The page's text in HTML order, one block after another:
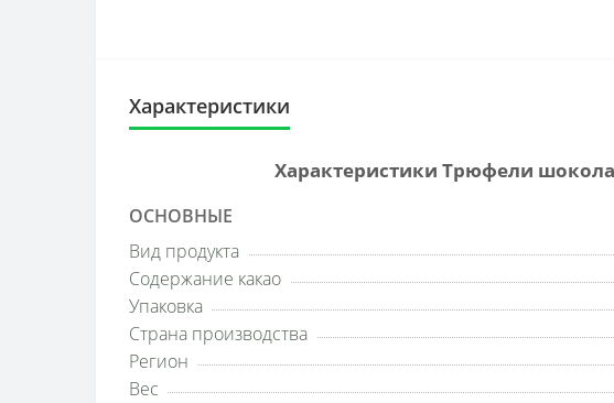
Характеристики
Характеристики Трюфели
ОСНОВНЫЕ
Вид продукта
Содержание какао
Упаковка
Страна производства
Регион
Вес